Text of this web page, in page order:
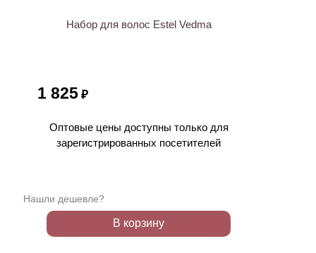
Набор для волос Estel Vedma
1 825 ₽
Оптовые цены доступны только для
зарегистрированных посетителей
Нашли дешевле?
В корзину